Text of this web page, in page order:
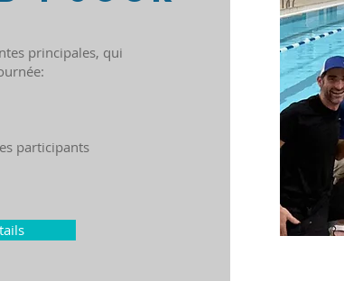
principales, qui
participants